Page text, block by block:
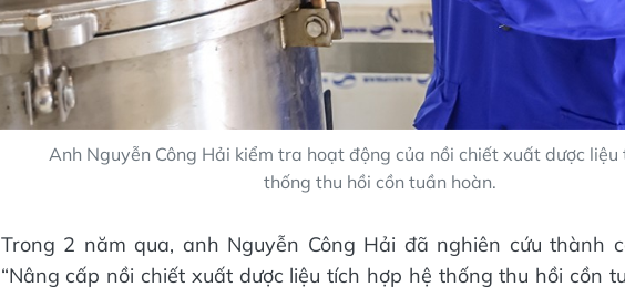
Anh Nguyễn Công Hải kiểm tra hoạt động của nồi chiết xuất dược liệu
thống thu hồi cồn tuần hoàn.
Trong 2 năm qua, anh Nguyễn Công Hải đã nghiên cứu thành
“Nâng cấp nồi chiết xuất dược liệu tích hợp hệ thống thu hồi cồn